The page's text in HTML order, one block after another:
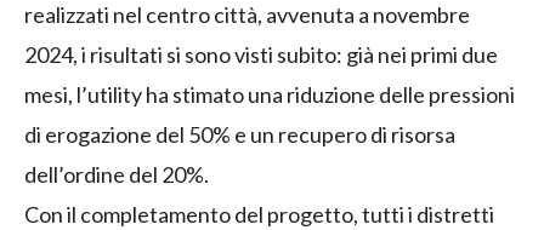
realizzati nel centro città, avvenuta a novembre
2024, i risultati si sono visti subito: già nei primi due
mesi, l’utility ha stimato una riduzione delle pressioni
di erogazione del 50% e un recupero di risorsa
dell’ordine del 20%.
Con il completamento del progetto, tutti i distretti